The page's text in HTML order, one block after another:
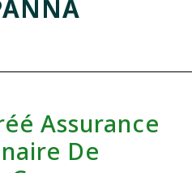
Assurance
De